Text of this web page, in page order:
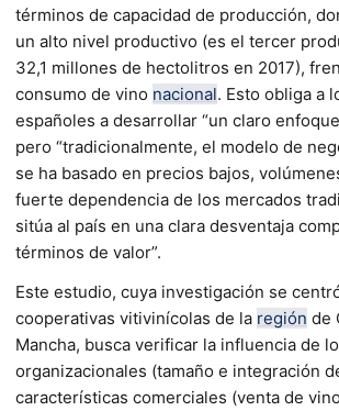
términos de capacidad de producción,
un alto nivel productivo (es el tercer
32,1 millones de hectolitros en 2017),
consumo de vino nacional. Esto obliga a
españoles a desarrollar “un claro
pero “tradicionalmente, el modelo de
se ha basado en precios bajos,
fuerte dependencia de los mercados
sitúa al país en una clara desventaja
términos de valor”.
Este estudio, cuya investigación se
cooperativas vitivinícolas de la región de
Mancha, busca verificar la influencia de
organizacionales (tamaño e integración
características comerciales (venta de